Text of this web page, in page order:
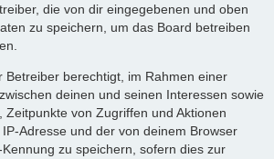
die von dir eingegebenen und oben
zu speichern, um das Board betreiben
Betreiber berechtigt, im Rahmen einer
deinen und seinen Interessen sowie
Zeitpunkte von Zugriffen und Aktionen
Adresse und der von deinem Browser
zu speichern, sofern dies zur